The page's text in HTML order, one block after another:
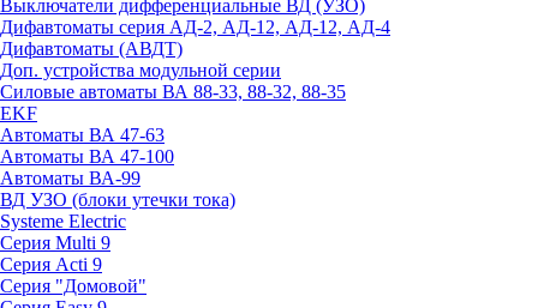
Выключатели дифференциальные ВД (УЗО)
Дифавтоматы серия АД-2, АД-12, АД-12, АД-4
Дифавтоматы (АВДТ)
Доп. устройства модульной серии
Силовые автоматы ВА 88-33, 88-32, 88-35
EKF
Автоматы ВА 47-63
Автоматы ВА 47-100
Автоматы ВА-99
ВД УЗО (блоки утечки тока)
Systeme Electric
Серия Multi 9
Серия Acti 9
Серия "Домовой"